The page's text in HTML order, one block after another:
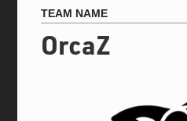
TEAM NAME
OrcaZ